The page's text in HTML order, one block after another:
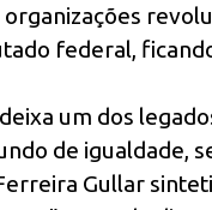
federal,
um dos
de igualdade,
Gullar